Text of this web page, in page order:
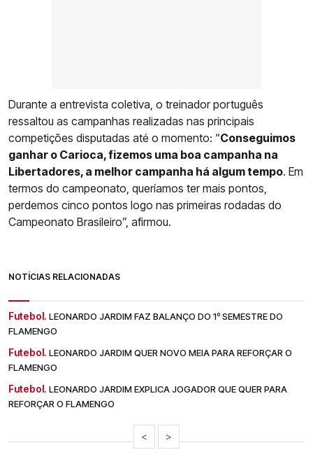
Durante a entrevista coletiva, o treinador português
ressaltou as campanhas realizadas nas principais
competições disputadas até o momento: “Conseguimos
ganhar o Carioca, fizemos uma boa campanha na
Libertadores, a melhor campanha há algum tempo. Em
termos do campeonato, queríamos ter mais pontos,
perdemos cinco pontos logo nas primeiras rodadas do
Campeonato Brasileiro”, afirmou.
NOTÍCIAS RELACIONADAS
Futebol. LEONARDO JARDIM FAZ BALANÇO DO 1º SEMESTRE DO
FLAMENGO
Futebol. LEONARDO JARDIM QUER NOVO MEIA PARA REFORÇAR O
FLAMENGO
Futebol. LEONARDO JARDIM EXPLICA JOGADOR QUE QUER PARA
REFORÇAR O FLAMENGO
< >